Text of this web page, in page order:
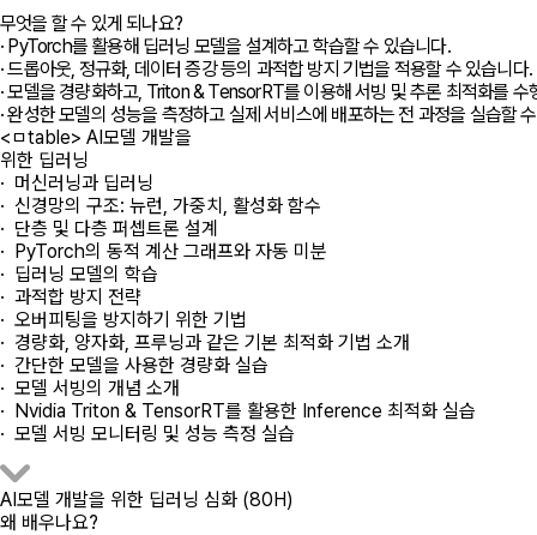
무엇을 할 수 있게 되나요?
· PyTorch를 활용해 딥러닝 모델을 설계하고 학습할 수 있습니다.
· 드롭아웃, 정규화, 데이터 증강 등의 과적합 방지 기법을 적용할 수 있습니다.
· 모델을 경량화하고, Triton & TensorRT를 이용해 서빙 및 추론 최적화를 수
· 완성한 모델의 성능을 측정하고 실제 서비스에 배포하는 전 과정을 실습할
<ㅁtable> AI모델 개발을
위한 딥러닝
· 머신러닝과 딥러닝
· 신경망의 구조: 뉴런, 가중치, 활성화 함수
· 단층 및 다층 퍼셉트론 설계
· PyTorch의 동적 계산 그래프와 자동 미분
· 딥러닝 모델의 학습
· 과적합 방지 전략
· 오버피팅을 방지하기 위한 기법
· 경량화, 양자화, 프루닝과 같은 기본 최적화 기법 소개
· 간단한 모델을 사용한 경량화 실습
· 모델 서빙의 개념 소개
· Nvidia Triton & TensorRT를 활용한 Inference 최적화 실습
· 모델 서빙 모니터링 및 성능 측정 실습
AI모델 개발을 위한 딥러닝 심화 (80H)
왜 배우나요?